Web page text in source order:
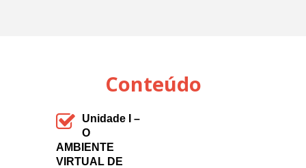
Conteúdo
Unidade I –
O
AMBIENTE
VIRTUAL DE